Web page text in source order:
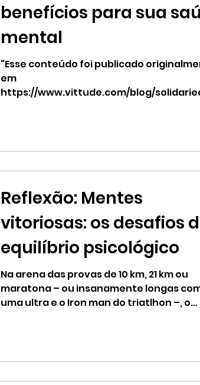
benefícios para sua
mental
"Esse conteúdo foi publicado
em
https://www.vittude.com/blog/
Reflexão: Mentes
vitoriosas: os desafios
equilíbrio psicológico
Na arena das provas de 10 km, 21 km ou
maratona – ou insanamente longas
uma ultra e o Iron man do triatlhon –, o